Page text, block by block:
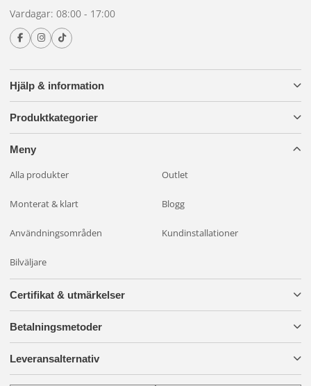
De flesta kompakta bakljus i vårt sortiment fungerar på
både 12V och 24V. Det gör att du kan använda samma
lampa på både personbilssläp och lastbilstrailer.
Kontrollera alltid spänningen i produktbeskrivningen innan
du köper.
Hjälp & information
Produktkategorier
Meny
Alla produkter Outlet
Monterat & klart Blogg
Användningsområden Kundinstallationer
Bilväljare
Vardagar: 08:00 - 17:00
Certifikat & utmärkelser
Betalningsmetoder
Leveransalternativ